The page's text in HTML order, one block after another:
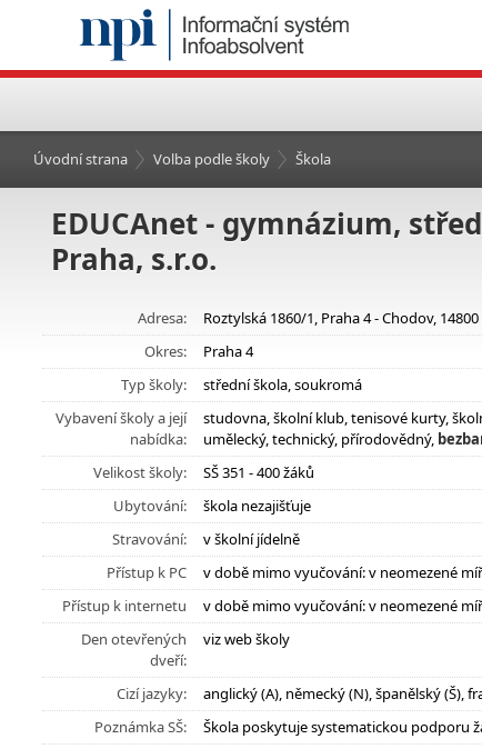
Úvodní strana Volba podle školy Škola
EDUCAnet - gymnázium,
Praha, s.r.o.
Adresa:
Roztylská 1860/1, Praha 4 - Chodov, 14800
Okres:
Praha 4
Typ školy:
střední škola, soukromá
Vybavení školy a její
nabídka:
studovna, školní klub, tenisové kurty,
umělecký, technický, přírodovědný,
Velikost školy:
SŠ 351 - 400 žáků
Ubytování:
škola nezajišťuje
Stravování:
v školní jídelně
Přístup k PC
v době mimo vyučování: v neomezené
Přístup k internetu
v době mimo vyučování: v neomezené
Den otevřených
dveří:
viz web školy
Cizí jazyky:
anglický (A), německý (N), španělský (Š),
Poznámka SŠ:
Škola poskytuje systematickou podporu